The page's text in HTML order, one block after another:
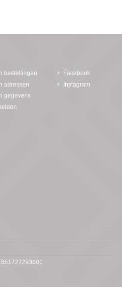
bestellingen
adressen
gegevens
Facebook
Instagram